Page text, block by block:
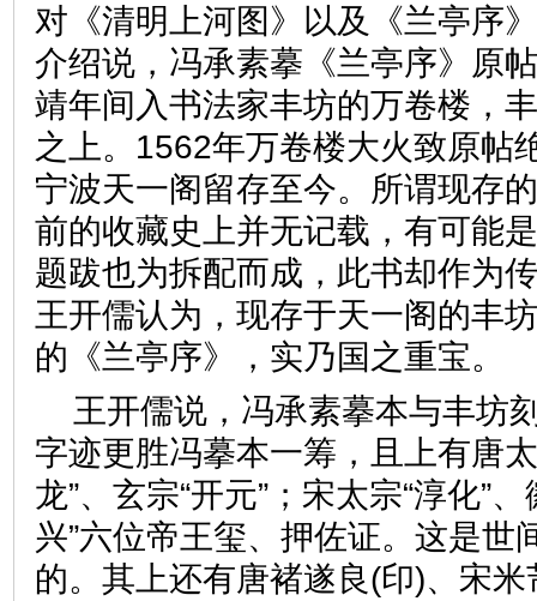
对《清明上河图》以及《兰亭序
介绍说，冯承素摹《兰亭序》原
靖年间入书法家丰坊的万卷楼，
之上。1562年万卷楼大火致原帖
宁波天一阁留存至今。所谓现存
前的收藏史上并无记载，有可能
题跋也为拆配而成，此书却作为
王开儒认为，现存于天一阁的丰
的《兰亭序》，实乃国之重
王开儒说，冯承素摹本与丰坊
字迹更胜冯摹本一筹，且上有唐太
龙”、玄宗“开元”；宋太宗“淳化”
兴”六位帝王玺、押佐证。这是世
的。其上还有唐褚遂良(印)、宋